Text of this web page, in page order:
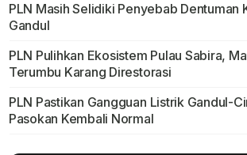
PLN Masih Selidiki Penyebab Dentuman
Gandul
PLN Pulihkan Ekosistem Pulau Sabira,
Terumbu Karang Direstorasi
PLN Pastikan Gangguan Listrik Gandul-
Pasokan Kembali Normal